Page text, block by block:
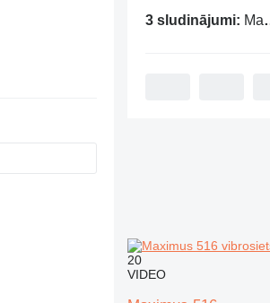
3 sludinājumi: Maximus vibrosieti
20
VIDEO